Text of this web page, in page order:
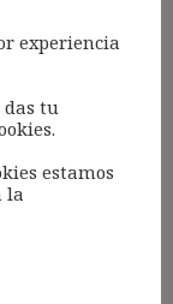
experiencia
das tu
estamos
la